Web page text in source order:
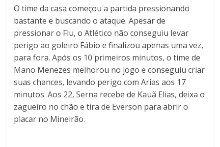
O time da casa começou a partida pressionando
bastante e buscando o ataque. Apesar de
pressionar o Flu, o Atlético não conseguiu levar
perigo ao goleiro Fábio e finalizou apenas uma vez,
para fora. Após os 10 primeiros minutos, o time de
Mano Menezes melhorou no jogo e conseguiu criar
suas chances, levando perigo com Arias aos 17
minutos. Aos 22, Serna recebe de Kauã Elias, deixa o
zagueiro no chão e tira de Everson para abrir o
placar no Mineirão.